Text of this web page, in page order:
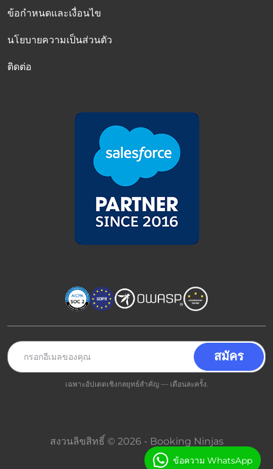
ข้อกำหนดและเงื่อนไข
นโยบายความเป็นส่วนตัว
ติดต่อ
เฉพาะอัปเดตเชิงกลยุทธ์สำคัญ — เดือนละครั้ง.
สงวนลิขสิทธิ์ © 2026 - Booking Ninjas
ข้อความ WhatsApp